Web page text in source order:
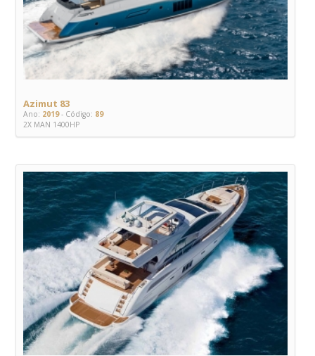
Azimut 83
Ano: 2019- Código: 89
2X MAN 1400HP